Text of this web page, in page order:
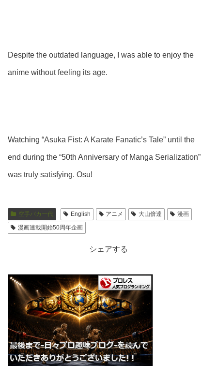
Despite the outdated language, I was able to enjoy the
anime without feeling its age.
Watching “Asuka Fist: A Karate Fanatic’s Tale” until the
end during the “50th Anniversary of Manga Serialization”
was truly satisfying. Osu!
空手バカ一代 English アニメ 大山倍達
漫画
漫画連載開始50周年企画
シェアする